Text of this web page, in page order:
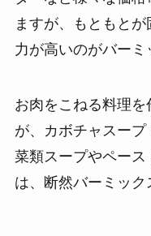
ますが、もともと
力が高いのがバーミ
お肉をこねる料理
が、カボチャスー
菜類スープやペー
は、断然バーミック